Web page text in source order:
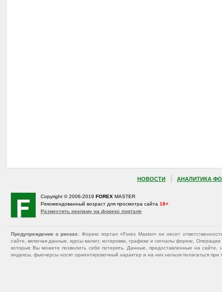
НОВОСТИ АНАЛИТИКА
Copyright © 2006-2019 FOREX MASTER
Рекомендованный возраст для просмотра сайта 18+
Разместить рекламу на форекс портале
Предупреждение о рисках : Форекс портал «Forex Master» не несет
сайте, включая данные, курсы валют, котировки, графики и сигналы форекс.
которые Вы можете позволить себе потерять. Данные, предоставленные на
индексы, фьючерсы носят ориентировочный характер и на них нельзя полагаться при